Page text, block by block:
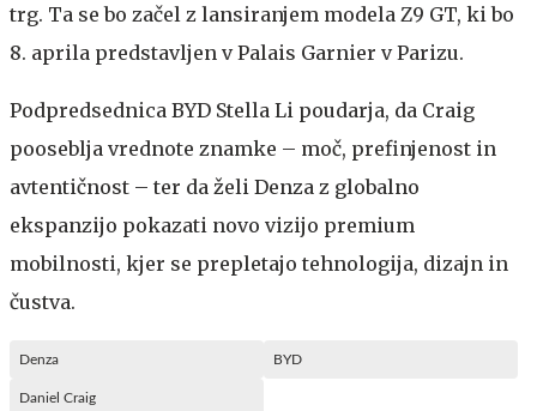
trg. Ta se bo začel z lansiranjem modela Z9 GT, ki bo
8. aprila predstavljen v Palais Garnier v Parizu.
Podpredsednica BYD Stella Li poudarja, da Craig
pooseblja vrednote znamke – moč, prefinjenost in
avtentičnost – ter da želi Denza z globalno
ekspanzijo pokazati novo vizijo premium
mobilnosti, kjer se prepletajo tehnologija, dizajn in
čustva.
Denza BYD
Daniel Craig